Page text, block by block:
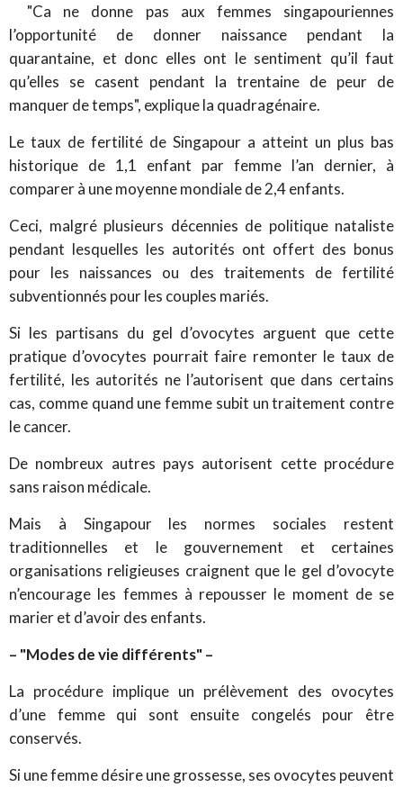
"Ca ne donne pas aux femmes singapouriennes
l’opportunité de donner naissance pendant la
quarantaine, et donc elles ont le sentiment qu’il faut
qu’elles se casent pendant la trentaine de peur de
manquer de temps", explique la quadragénaire.
Le taux de fertilité de Singapour a atteint un plus bas
historique de 1,1 enfant par femme l’an dernier, à
comparer à une moyenne mondiale de 2,4 enfants.
Ceci, malgré plusieurs décennies de politique nataliste
pendant lesquelles les autorités ont offert des bonus
pour les naissances ou des traitements de fertilité
subventionnés pour les couples mariés.
Si les partisans du gel d’ovocytes arguent que cette
pratique d’ovocytes pourrait faire remonter le taux de
fertilité, les autorités ne l’autorisent que dans certains
cas, comme quand une femme subit un traitement contre
le cancer.
De nombreux autres pays autorisent cette procédure
sans raison médicale.
Mais à Singapour les normes sociales restent
traditionnelles et le gouvernement et certaines
organisations religieuses craignent que le gel d’ovocyte
n’encourage les femmes à repousser le moment de se
marier et d’avoir des enfants.
– "Modes de vie différents" –
La procédure implique un prélèvement des ovocytes
d’une femme qui sont ensuite congelés pour être
conservés.
Si une femme désire une grossesse, ses ovocytes peuvent